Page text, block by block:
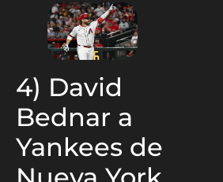
4) David
Bednar a
Yankees de